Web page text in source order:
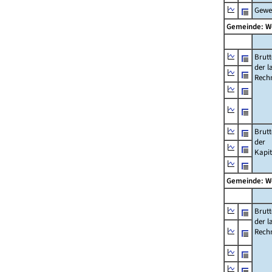
Gemeinde:
der
der
Gemeinde:
der